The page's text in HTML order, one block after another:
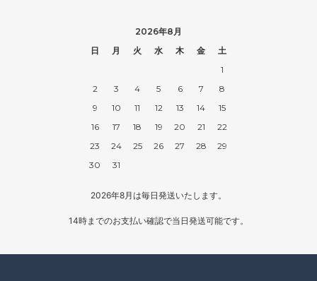
2026年8月
日
月 火 水 木 金
土
1
2
3 4 5 6 7
8
9
10 11 12 13 14
15
16
17 18 19 20 21
22
23
24 25 26 27 28
29
30
31
2026年8月は毎日発送いたします。
14時までのお支払い確認で当日発送可能です。